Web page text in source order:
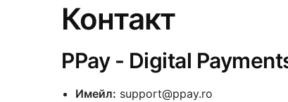
Контакт
PPay - Digital
Имейл: support@ppay.ro